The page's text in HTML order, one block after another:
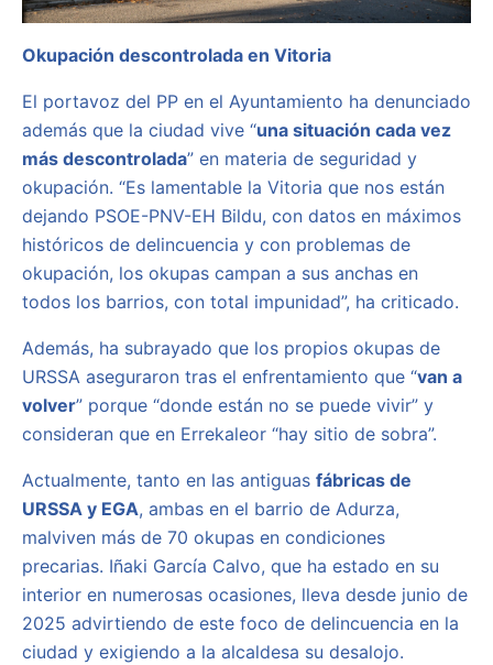
Okupación descontrolada en Vitoria
El portavoz del PP en el Ayuntamiento ha denunciado
además que la ciudad vive “una situación cada vez
más descontrolada” en materia de seguridad y
okupación. “Es lamentable la Vitoria que nos están
dejando PSOE-PNV-EH Bildu, con datos en máximos
históricos de delincuencia y con problemas de
okupación, los okupas campan a sus anchas en
todos los barrios, con total impunidad”, ha criticado.
Además, ha subrayado que los propios okupas de
URSSA aseguraron tras el enfrentamiento que “van a
volver” porque “donde están no se puede vivir” y
consideran que en Errekaleor “hay sitio de sobra”.
Actualmente, tanto en las antiguas fábricas de
URSSA y EGA, ambas en el barrio de Adurza,
malviven más de 70 okupas en condiciones
precarias. Iñaki García Calvo, que ha estado en su
interior en numerosas ocasiones, lleva desde junio de
2025 advirtiendo de este foco de delincuencia en la
ciudad y exigiendo a la alcaldesa su desalojo.